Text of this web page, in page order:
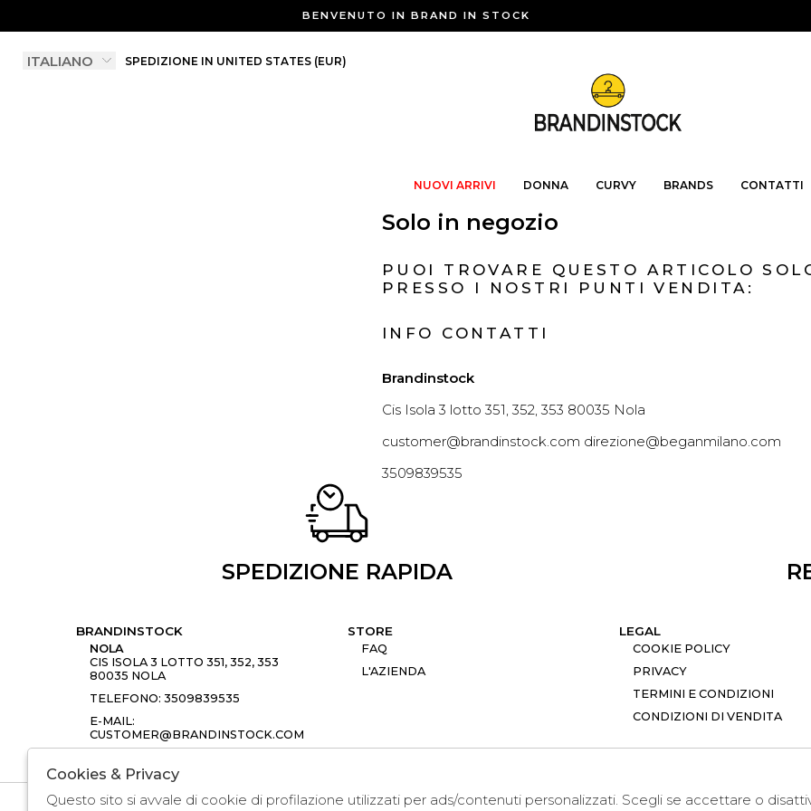
BENVENUTO IN BRAND IN STOCK
SPEDIZIONE IN UNITED STATES (EUR)
NUOVI ARRIVI DONNA CURVY BRANDS CONTATTI
Solo in negozio
PUOI TROVARE QUESTO ARTICOLO
PRESSO I NOSTRI PUNTI VENDITA:
INFO CONTATTI
Brandinstock
Cis Isola 3 lotto 351, 352, 353 80035 Nola
customer@brandinstock.com direzione@beganmilano.com
3509839535
SPEDIZIONE RAPIDA
BRANDINSTOCK
NOLA
CIS ISOLA 3 LOTTO 351, 352, 353
80035 NOLA
TELEFONO: 3509839535
E-MAIL:
CUSTOMER@BRANDINSTOCK.COM
STORE
FAQ
L'AZIENDA
LEGAL
COOKIE POLICY
PRIVACY
TERMINI E CONDIZIONI
CONDIZIONI DI VENDITA
Cookies & Privacy
Questo sito si avvale di cookie di profilazione utilizzati per ads/contenuti personalizzati. Scegli se accettare o